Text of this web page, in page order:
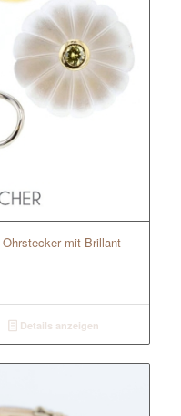
mit Brillant
Details anzeigen